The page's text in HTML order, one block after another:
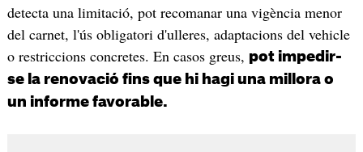
detecta una limitació, pot recomanar una vigència menor
del carnet, l'ús obligatori d'ulleres, adaptacions del vehicle
o restriccions concretes. En casos greus, pot impedir-
se la renovació fins que hi hagi una millora o
un informe favorable.